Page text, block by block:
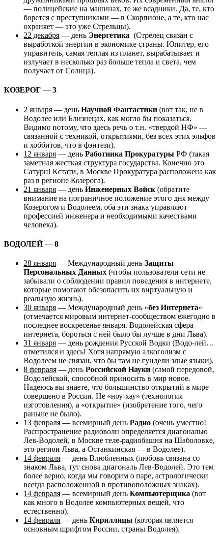
— полицейские на машинах, те же всадники. Да, те, кто
борется с преступниками — в Скорпионе, а те, кто нас
охраняет — это уже Стрельцы).
22 декабря — день Энергетика (Стрелец связан с
выработкой энергии в экономике страны. Юпитер, его
управитель, самая теплая из планет, вырабатывает и
излучает в несколько раз больше тепла и света, чем
получает от Солнца).
КОЗЕРОГ — 3
2 января — день Научной Фантастики (вот так, не в
Водолее или Близнецах, как могло бы показаться.
Видимо потому, что здесь речь о т.н. «твердой НФ» —
связанной с техникой, открытиями, без всех этих эльфов
и хоббитов, что в фэнтези).
12 января — день Работника Прокуратуры РФ (такая
заметная жесткая структура государства. Конечно это
Сатурн! Кстати, в Москве Прокуратура расположена как
раз в регионе Козерога).
21 января — день Инженерных Войск (обратите
внимание на пограничное положение этого дня между
Козерогом и Водолеем, оба эти знака управляют
профессией инженера и необходимыми качествами
человека).
ВОДОЛЕЙ — 8
28 января — Международный день Защиты
Персональных Данных (чтобы пользователи сети не
забывали о соблюдении правил поведения в интернете,
которые помогают обезопасить их виртуальную и
реальную жизнь).
30 января — Международный день «без Интернета»
(отмечается мировым интернет-сообществом ежегодно в
последнее воскресенье января. Водолейская сфера
интернета, бороться с ней было бы лучше в дни Льва).
31 января — день рождения Русской Водки (Водо-лей…
отметился и здесь! Хотя напрямую алкоголизм с
Водолеем не связан, что бы там не гундели злые языки).
8 февраля — день Российской Науки (самой передовой,
Водолейской, способной приносить в мир новое.
Надеюсь вы знаете, что большинство открытий в мире
совершено в России. Не «ноу-хау» (технология
изготовления), а «открытие» (изобретение того, чего
раньше не было).
13 февраля — всемирный день Радио (очень уместно!
Распространение радиоволн определяется диагональю
Лев-Водолей, в Москве теле-радиобашня на Шаболовке,
это регион Льва, а Останкинская — в Водолее).
14 февраля — день Влюбленных (любовь связана со
знаком Льва, тут снова диагональ Лев-Водолей. Это тем
более верно, когда мы говорим о паре, астрологически
всегда расположенной в противоположных знаках).
14 февраля — всемирный день Компьютерщика (вот
как много в Водолее компьютерных вещей, что
естественно).
14 февраля — день Кириллицы (которая является
основным шрифтом России, страны Водолея).